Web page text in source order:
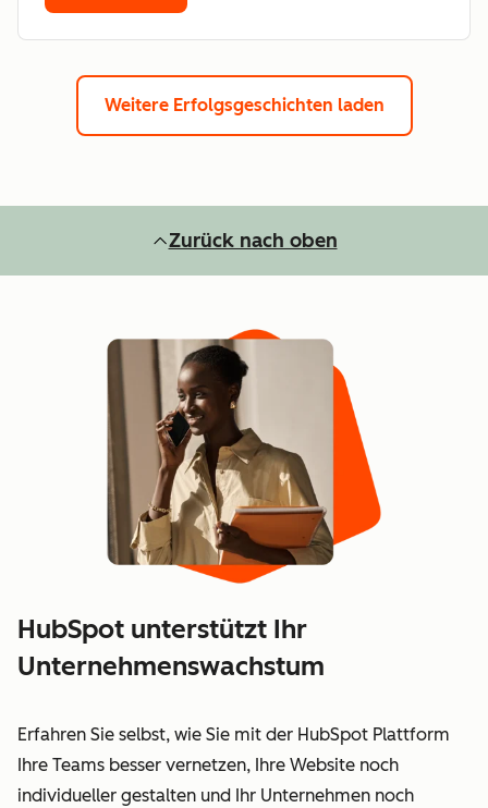
Weitere Erfolgsgeschichten laden
Zurück nach oben
HubSpot unterstützt Ihr
Unternehmenswachstum
Erfahren Sie selbst, wie Sie mit der HubSpot Plattform
Ihre Teams besser vernetzen, Ihre Website noch
individueller gestalten und Ihr Unternehmen noch